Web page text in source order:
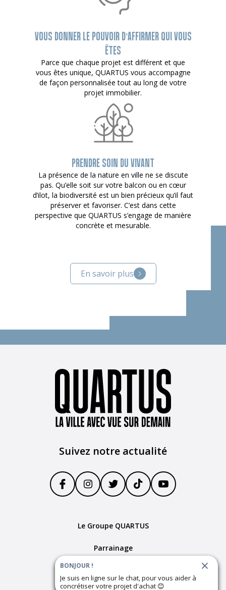
VOUS DONNER LE POUVOIR D’AFFIRMER QUI VOUS
ÊTES
Parce que chaque projet est différent et que
vous êtes unique, QUARTUS vous accompagne
de façon personnalisée tout au long de votre
projet immobilier.
PRENDRE SOIN DU VIVANT
La présence de la nature en ville ne se discute
pas. Qu’elle soit sur votre balcon ou en cœur
d’ilot, la biodiversité est un bien précieux qu’il faut
préserver et favoriser. C’est dans cette
perspective que QUARTUS s’engage de manière
concrète et mesurable.
En savoir plus
Suivez notre actualité
Le Groupe QUARTUS
Parrainage
Devenir partenaire
BONJOUR !
Je suis en ligne sur le chat, pour vous aider à
concrétiser votre projet d'achat 😊